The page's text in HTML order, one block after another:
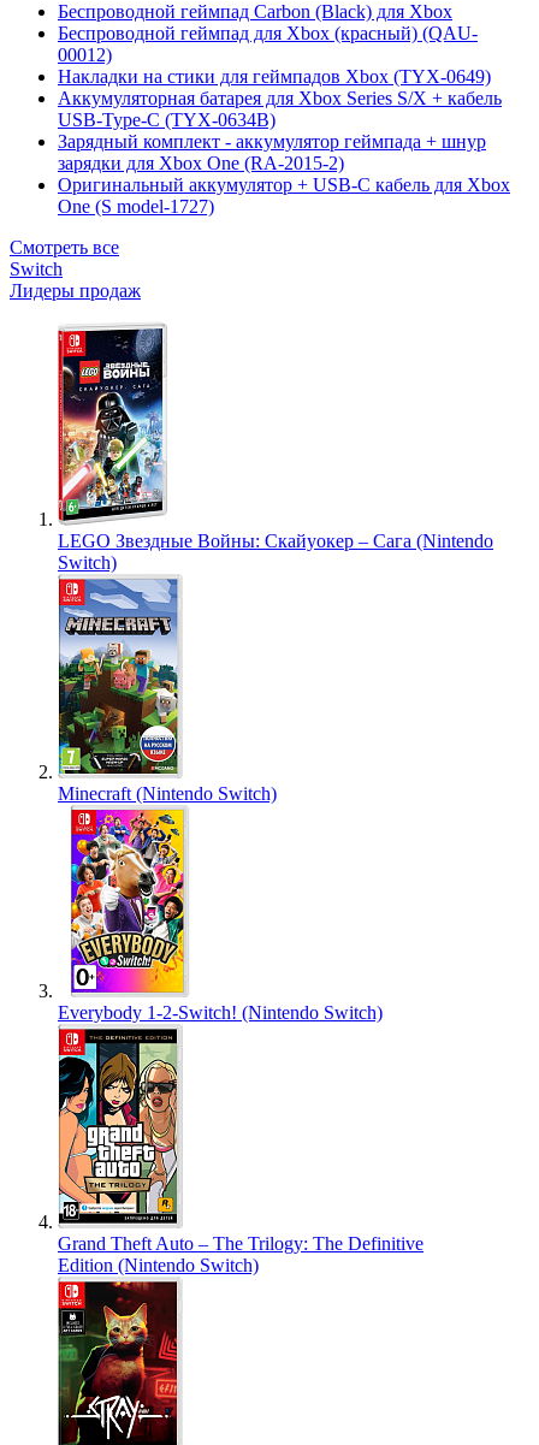
Беспроводной геймпад Carbon (Black) для Xbox
Беспроводной геймпад для Xbox (красный) (QAU-
00012)
Накладки на стики для геймпадов Xbox (TYX-0649)
Аккумуляторная батарея для Xbox Series S/X + кабель
USB-Type-C (TYX-0634B)
Зарядный комплект - аккумулятор геймпада + шнур
зарядки для Xbox One (RA-2015-2)
Оригинальный аккумулятор + USB-C кабель для Xbox
One (S model-1727)
Смотреть все
Switch
Лидеры продаж
LEGO Звездные Войны: Скайуокер – Сага (Nintendo
Switch)
Minecraft (Nintendo Switch)
Everybody 1-2-Switch! (Nintendo Switch)
Grand Theft Auto – The Trilogy: The Definitive
Edition (Nintendo Switch)